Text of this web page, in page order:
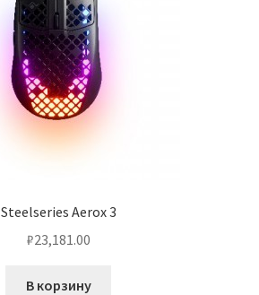
Steelseries Aerox 3
₽23,181.00
В корзину